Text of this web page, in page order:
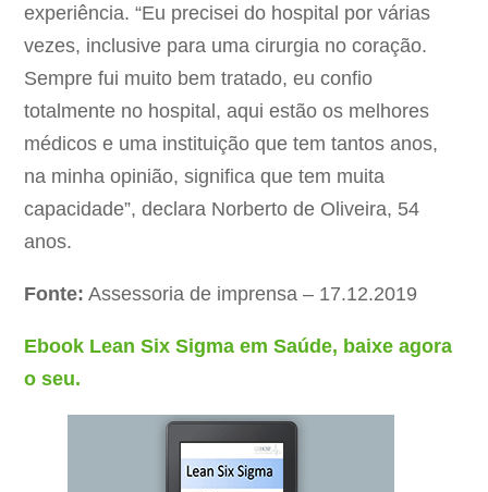
experiência. “Eu precisei do hospital por várias
vezes, inclusive para uma cirurgia no coração.
Sempre fui muito bem tratado, eu confio
totalmente no hospital, aqui estão os melhores
médicos e uma instituição que tem tantos anos,
na minha opinião, significa que tem muita
capacidade”, declara Norberto de Oliveira, 54
anos.
Fonte: Assessoria de imprensa – 17.12.2019
Ebook Lean Six Sigma em Saúde, baixe agora
o seu.